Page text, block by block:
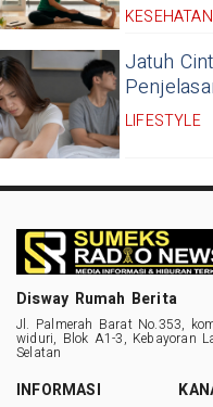
KESEHATAN
Jatuh
LIFESTYLE
Disway Rumah Berita
Jl. Palmerah Barat No.353,
widuri, Blok A1-3, Kebayoran
Selatan
INFORMASI